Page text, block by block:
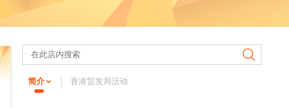
简介 香港贸发局活动